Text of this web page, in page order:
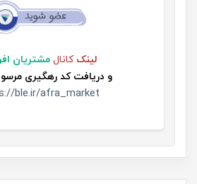
لینک کانال مشتریان
و دریافت کد رهگیری
ble.ir/afra_market